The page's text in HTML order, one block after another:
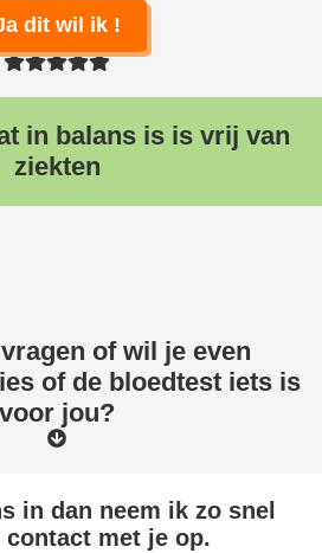
dit wil ik !
in balans is is vrij van
ziekten
of wil je even
of de bloedtest iets is
voor jou?
in dan neem ik zo snel
met je op.